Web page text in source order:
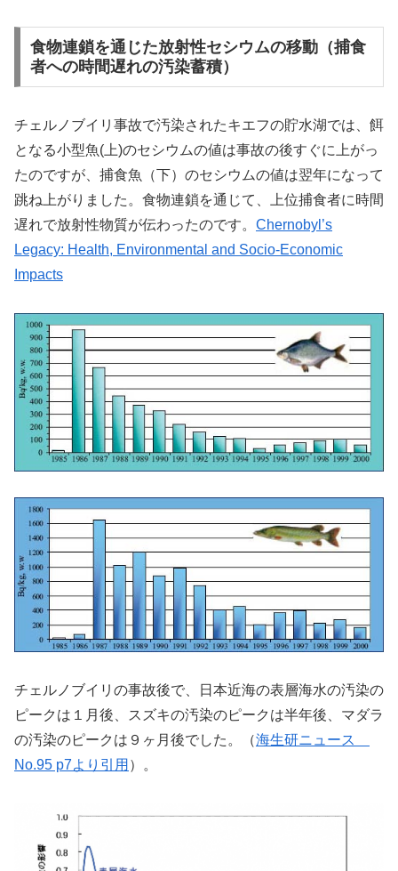
食物連鎖を通じた放射性セシウムの移動（捕食
者への時間遅れの汚染蓄積）
チェルノブイリ事故で汚染されたキエフの貯水湖では、餌
となる小型魚(上)のセシウムの値は事故の後すぐに上がっ
たのですが、捕食魚（下）のセシウムの値は翌年になって
跳ね上がりました。食物連鎖を通じて、上位捕食者に時間
遅れで放射性物質が伝わったのです。 Chernobyl’s
Legacy: Health, Environmental and Socio-Economic
Impacts
チェルノブイリの事故後で、日本近海の表層海水の汚染の
ピークは１月後、スズキの汚染のピークは半年後、マダラ
の汚染のピークは９ヶ月後でした。（海生研ニュース
No.95 p7より引用 ）。